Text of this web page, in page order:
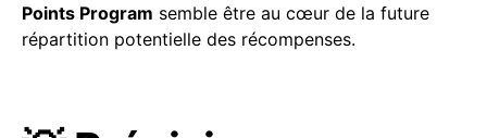
Points Program semble être au cœur de la future
répartition potentielle des récompenses.